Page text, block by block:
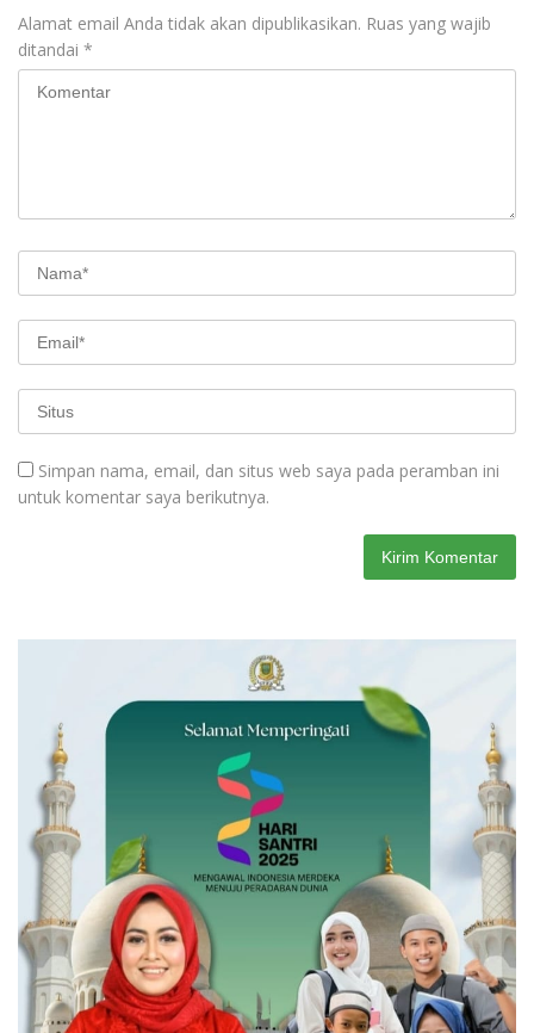
Alamat email Anda tidak akan dipublikasikan. Ruas yang wajib
ditandai *
Simpan nama, email, dan situs web saya pada peramban ini
untuk komentar saya berikutnya.